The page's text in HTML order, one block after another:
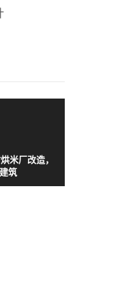
米厂改造，
筑